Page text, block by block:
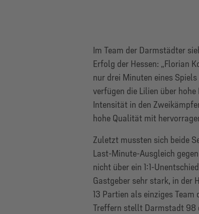
Im Team der Darmstädter
Erfolg der Hessen: „Florian
nur drei Minuten eines
verfügen die Lilien über
Intensität in den
hohe Qualität mit
Zuletzt mussten sich beide
Last-Minute-Ausgleich
nicht über ein 1:1-
Gastgeber sehr stark, in der
13 Partien als einziges
Treffern stellt Darmstadt 98